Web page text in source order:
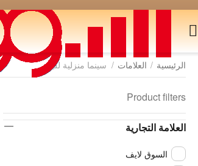
الرئيسية / العلامات / سينما منزلية للبيع
Product filters
العلامة التجارية
السوق لايف